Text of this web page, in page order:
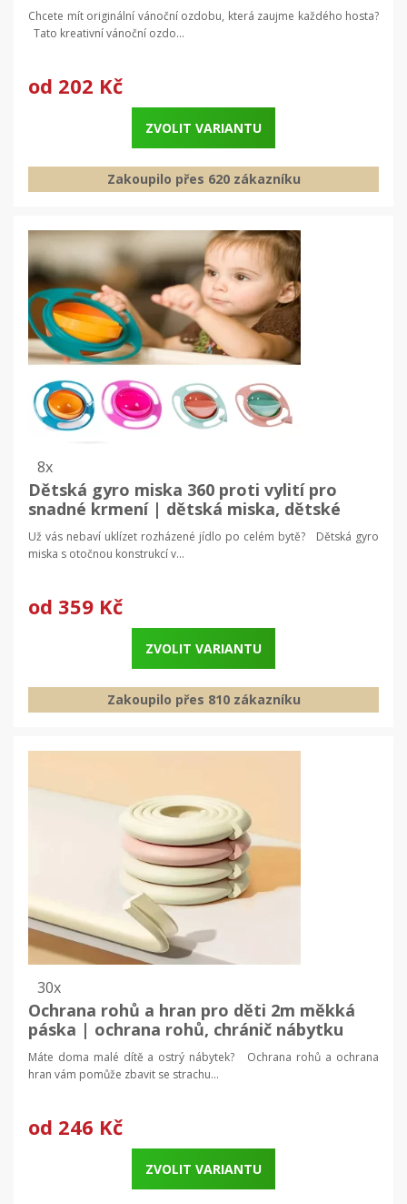
Chcete mít originální vánoční ozdobu, která zaujme každého hosta?
Tato kreativní vánoční ozdo...
od 202 Kč
ZVOLIT VARIANTU
Zakoupilo přes 620 zákazníku
8x
Dětská gyro miska 360 proti vylití pro
snadné krmení | dětská miska, dětské
nádobí
Už vás nebaví uklízet rozházené jídlo po celém bytě? Dětská gyro
miska s otočnou konstrukcí v...
od 359 Kč
ZVOLIT VARIANTU
Zakoupilo přes 810 zákazníku
30x
Ochrana rohů a hran pro děti 2m měkká
páska | ochrana rohů, chránič nábytku
Máte doma malé dítě a ostrý nábytek? Ochrana rohů a ochrana
hran vám pomůže zbavit se strachu...
od 246 Kč
ZVOLIT VARIANTU